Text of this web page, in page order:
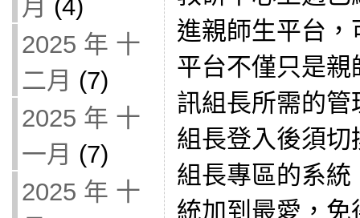
月 (4)
2025 年 十
二月 (7)
2025 年 十
一月 (7)
2025 年 十
進親師生平台
平台不僅只是
訊組長所需的
組長登入後須
組長專區的系
統加到最愛，